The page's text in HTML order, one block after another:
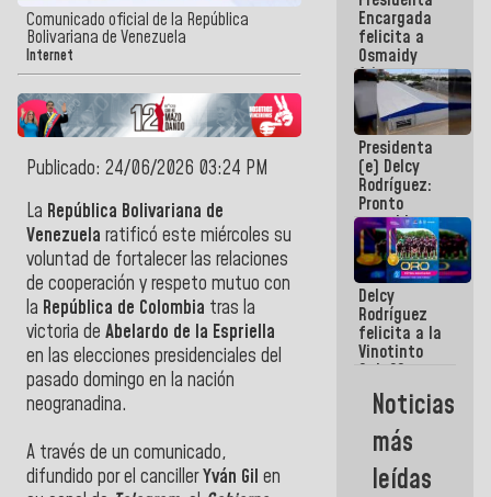
Comunicado oficial de la República
Bolivariana de Venezuela
Internet
Publicado: 24/06/2026 03:24 PM
La República Bolivariana de
Venezuela ratificó este miércoles su
voluntad de fortalecer las relaciones
de cooperación y respeto mutuo con
la República de Colombia tras la
victoria de Abelardo de la Espriella
en las elecciones presidenciales del
pasado domingo en la nación
neogranadina.
A través de un comunicado,
difundido por el cancillerYván Gil en
post-sismos
Encargada
felicita a
Osmaidy
Arias y
Giraly
Marcano por
hacer
historia en
los
Centroamericanos
Presidenta
(e) Delcy
Rodríguez:
Pronto
restableceremos
las
operaciones
en el
Aeropuerto
Internacional
de
Maiquetía
Delcy
Rodríguez
felicita a la
Vinotinto
Sub 20
campeona
frente
México Sub
23 en los
Centroamericanos
Noticias
más
leídas